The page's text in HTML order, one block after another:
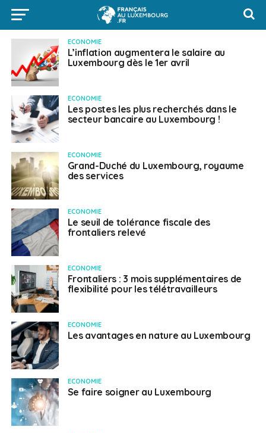
ECONOMIE
L’inflation augmentera le salaire au
Luxembourg dès le 1er avril
ECONOMIE
Les postes les plus recherchés dans le
secteur bancaire au Luxembourg !
ECONOMIE
Grand-Duché du Luxembourg, royaume
des services
ECONOMIE
Le seuil de tolérance fiscale des
frontaliers relevé
ECONOMIE
Frontaliers : 3 mois supplémentaires de
flexibilité pour les télétravailleurs
ECONOMIE
Les avantages en nature au Luxembourg
ECONOMIE
Se faire soigner au Luxembourg